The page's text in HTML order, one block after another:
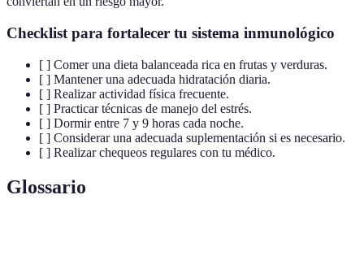
Checklist para fortalecer tu sistema inmunológico
[ ] Comer una dieta balanceada rica en frutas y verduras.
[ ] Mantener una adecuada hidratación diaria.
[ ] Realizar actividad física frecuente.
[ ] Practicar técnicas de manejo del estrés.
[ ] Dormir entre 7 y 9 horas cada noche.
[ ] Considerar una adecuada suplementación si es necesario.
[ ] Realizar chequeos regulares con tu médico.
Glossario